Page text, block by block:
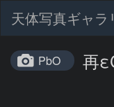
天体写真ギャラ
PbO 再